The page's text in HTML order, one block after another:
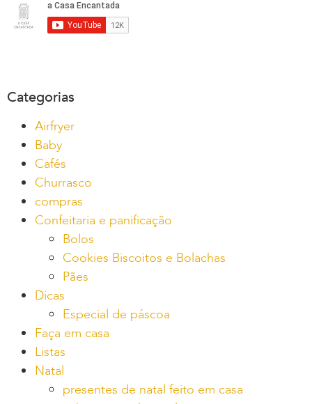
Categorias
Airfryer
Baby
Cafés
Churrasco
compras
Confeitaria e panificação
Bolos
Cookies Biscoitos e Bolachas
Pães
Dicas
Especial de páscoa
Faça em casa
Listas
Natal
presentes de natal feito em casa